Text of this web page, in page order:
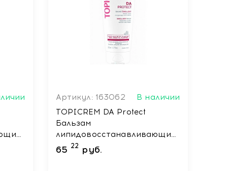
Артикул: 163062
В наличии
TOPICREM DA Protect
Бальзам
липидовосстанавливающий,
200мл
65 22 руб.